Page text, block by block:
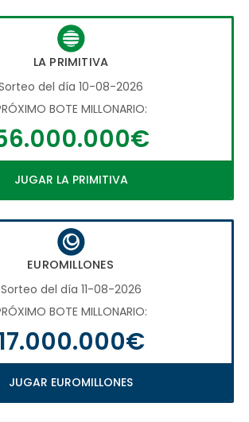
LA PRIMITIVA
del día 10-08-2026
BOTE MILLONARIO:
JUGAR LA PRIMITIVA
EUROMILLONES
Sorteo del día 11-08-2026
BOTE MILLONARIO:
JUGAR EUROMILLONES